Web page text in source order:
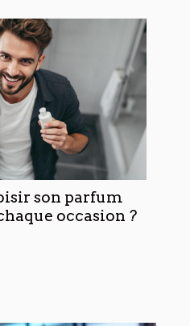
son parfum
occasion ?